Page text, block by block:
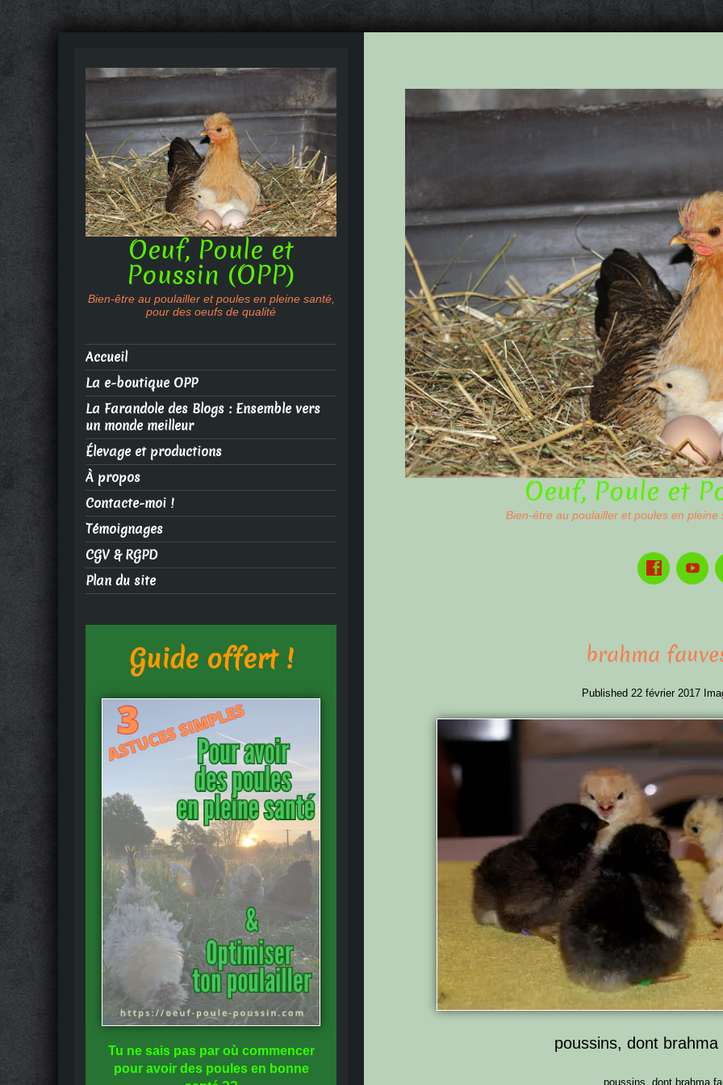
Oeuf, Poule et
Bien-être au poulailler et poules en
brahma
Published 22 février 2017
poussins, dont brahma
poussins, dont brahma
Oeuf, Poule et
Poussin (OPP)
Bien-être au poulailler et poules en pleine santé,
pour des oeufs de qualité
Accueil
La e-boutique OPP
La Farandole des Blogs : Ensemble vers
un monde meilleur
Élevage et productions
À propos
Contacte-moi !
Témoignages
CGV & RGPD
Plan du site
Guide offert !
Tu ne sais pas par où commencer
pour avoir des poules en bonne